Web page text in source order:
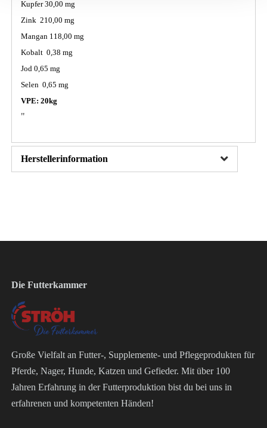
Kupfer 30,00 mg
Zink 210,00 mg
Mangan 118,00 mg
Kobalt 0,38 mg
Jod 0,65 mg
Selen 0,65 mg
VPE: 20kg
"
Herstellerinformation
Die Futterkammer
Große Vielfalt an Futter-, Supplemente- und Pflegeprodukten für
Pferde, Nager, Hunde, Katzen und Gefieder. Mit über 100
Jahren Erfahrung in der Futterproduktion bist du bei uns in
erfahrenen und kompetenten Händen!